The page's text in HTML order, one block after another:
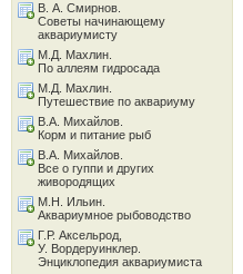
В. А. Смирнов.
Советы начинающему
аквариумисту
М.Д. Махлин.
По аллеям гидросада
М.Д. Махлин.
Путешествие по аквариуму
В.А. Михайлов.
Корм и питание рыб
В.А. Михайлов.
Все о гуппи и других
живородящих
М.Н. Ильин.
Аквариумное рыбоводство
Г.Р. Аксельрод,
У. Вордеруинклер.
Энциклопедия аквариумиста